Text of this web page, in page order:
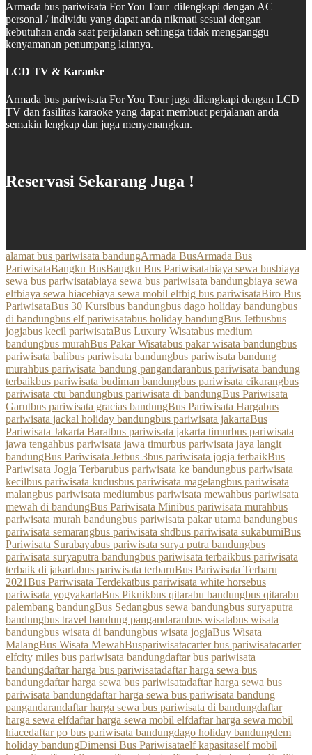
Armada bus pariwisata For You Tour dilengkapi dengan AC
personal / individu yang dapat anda nikmati sesuai dengan
kebutuhan anda saat perjalanan sehingga tidak mengganggu
kenyamanan penumpang lainnya.
LCD TV & Karaoke
Armada bus pariwisata For You Tour juga dilengkapi dengan LCD
TV dan fasilitas karaoke yang dapat membuat perjalanan anda
semakin lengkap dan juga menyenangkan.
Reservasi Sekarang Juga !
alamat bus pariwisata bandungArmada BusArmada Bus
PariwisataBangku BusBangku Bus Pariwisatabiaya sewa busbiaya
sewa bus pariwisatabiaya sewa bus pariwisata bandungbiaya sewa
elfbiaya sewa hiacebiaya sewa mobil elfbig bus pariwisataBiro Bus
PariwisataBus 30 Kursibus bandungbus dago holiday bandungbus
di bandungbus elf pariwisatabus holiday bandungBus Jetbusbus
jogjabus kecil pariwisataBus Luxury Wisatabus medium
bandungbus murahBus Pakar Wisatabus pakar wisata bandungbus
pariwisata balibus pariwisata bandungbus pariwisata bandung
murahbus pariwisata bandung pangandaranbus pariwisata bandung
terbaikbus pariwisata budiman bandungbus pariwisata cikarangbus
pariwisata ctu bandungbus pariwisata di bandungBus Pariwisata
Garutbus pariwisata gracias bandungBus Pariwisata Hargabus
pariwisata jackal holiday bandungbus pariwisata jakartaBus
Pariwisata Jakarta Baratbus pariwisata jakarta timurbus pariwisata
jawa tengahbus pariwisata jawa timurbus pariwisata jaya langit
bandungBus Pariwisata Jetbus 3bus pariwisata jogja terbaikBus
Pariwisata Jogja Terbarubus pariwisata ke bandungbus pariwisata
kecilbus pariwisata kudusbus pariwisata magelangbus pariwisata
malangbus pariwisata mediumbus pariwisata mewahbus pariwisata
mewah di bandungBus Pariwisata Minibus pariwisata murahbus
pariwisata murah bandungbus pariwisata pakar utama bandungbus
pariwisata semarangbus pariwisata shdbus pariwisata sukabumiBus
Pariwisata Surabayabus pariwisata surya putra bandungbus
pariwisata suryaputra bandungbus pariwisata terbaikbus pariwisata
terbaik di jakartabus pariwisata terbaruBus Pariwisata Terbaru
2021Bus Pariwisata Terdekatbus pariwisata white horsebus
pariwisata yogyakartaBus Piknikbus qitarabu bandungbus qitarabu
palembang bandungBus Sedangbus sewa bandungbus suryaputra
bandungbus travel bandung pangandaranbus wisatabus wisata
bandungbus wisata di bandungbus wisata jogjaBus Wisata
MalangBus Wisata MewahBuspariwisatacarter bus pariwisatacarter
elfcity miles bus pariwisata bandungdaftar bus pariwisata
bandungdaftar harga bus pariwisatadaftar harga sewa bus
bandungdaftar harga sewa bus pariwisatadaftar harga sewa bus
pariwisata bandungdaftar harga sewa bus pariwisata bandung
pangandarandaftar harga sewa bus pariwisata di bandungdaftar
harga sewa elfdaftar harga sewa mobil elfdaftar harga sewa mobil
hiacedaftar po bus pariwisata bandungdago holiday bandungdem
holiday bandungDimensi Bus Pariwisataelf kapasitaself mobil